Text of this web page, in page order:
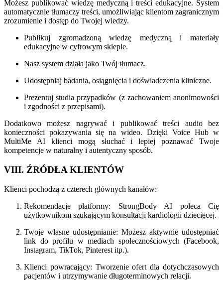
Możesz publikować wiedzę medyczną i treści edukacyjne. System
automatycznie tłumaczy treści, umożliwiając klientom zagranicznym
zrozumienie i dostęp do Twojej wiedzy.
Publikuj zgromadzoną wiedzę medyczną i materiały
edukacyjne w cyfrowym sklepie.
Nasz system działa jako Twój tłumacz.
Udostępniaj badania, osiągnięcia i doświadczenia kliniczne.
Prezentuj studia przypadków (z zachowaniem anonimowości
i zgodności z przepisami).
Dodatkowo możesz nagrywać i publikować treści audio bez
konieczności pokazywania się na wideo. Dzięki Voice Hub w
MultiMe AI klienci mogą słuchać i lepiej poznawać Twoje
kompetencje w naturalny i autentyczny sposób.
VIII. ŹRÓDŁA KLIENTÓW
Klienci pochodzą z czterech głównych kanałów:
Rekomendacje platformy: StrongBody AI poleca Cię
użytkownikom szukającym konsultacji kardiologii dziecięcej.
Twoje własne udostępnianie: Możesz aktywnie udostępniać
link do profilu w mediach społecznościowych (Facebook,
Instagram, TikTok, Pinterest itp.).
Klienci powracający: Tworzenie ofert dla dotychczasowych
pacjentów i utrzymywanie długoterminowych relacji.